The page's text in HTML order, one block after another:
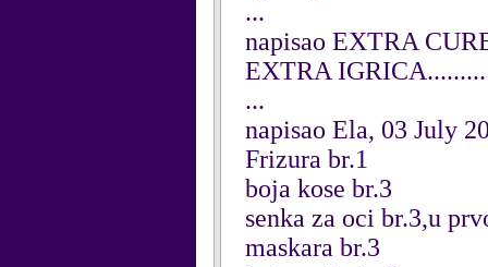
...
napisao EXTRA
EXTRA
...
napisao Ela, 03 July
Frizura br.1
boja kose br.3
senka za oci br.3,u
maskara br.3